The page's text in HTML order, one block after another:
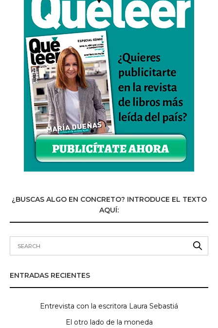
¿BUSCAS ALGO EN CONCRETO? INTRODUCE EL TEXTO
AQUÍ:
ENTRADAS RECIENTES
Entrevista con la escritora Laura Sebastiá
El otro lado de la moneda